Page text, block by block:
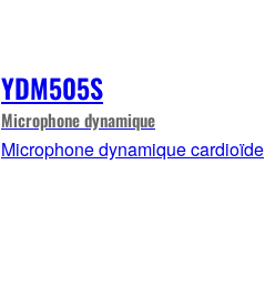
YDM505S
Microphone dynamique
Microphone dynamique cardioïde